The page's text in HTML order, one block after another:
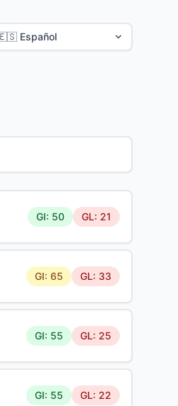
GI: 50 GL: 21
GI: 65 GL: 33
GI: 55 GL: 25
GI: 55 GL: 22